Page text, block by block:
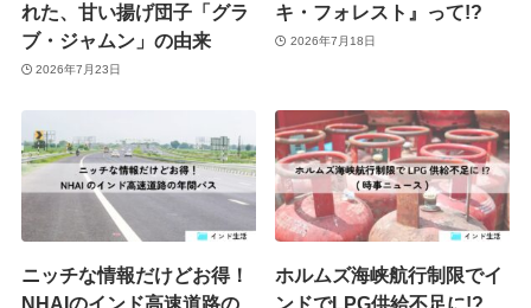
れた、甘い揚げ団子「グラ
ブ・ジャムン」の由来
2026年7月23日
キ・フォレスト』って!?
2026年7月18日
ニッチな情報だけどお得！
NHAIのインド高速道路の
ホルムズ海峡航行制限でイ
ンドでLPG供給不足に!?